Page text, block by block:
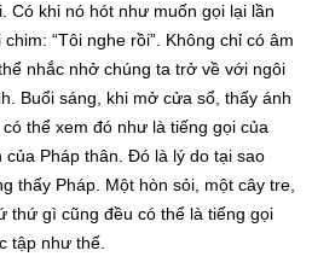
Có khi nó hót như muốn gọi lại lần
“Tôi nghe rồi”. Không chỉ có âm
nhắc nhở chúng ta trở về với ngôi
Buổi sáng, khi mở cửa sổ, thấy ánh
thể xem đó như là tiếng gọi của
Pháp thân. Đó là lý do tại sao
thấy Pháp. Một hòn sỏi, một cây tre,
thứ gì cũng đều có thể là tiếng gọi
tập như thế.